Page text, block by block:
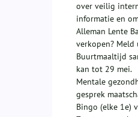
over veilig
informatie en
Alleman Lente
verkopen? Meld
Buurtmaaltijd
kan tot 29 mei.
Mentale
gesprek
Bingo (elke 1e)